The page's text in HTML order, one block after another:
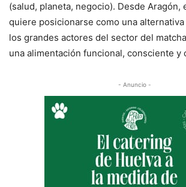
(salud, planeta, negocio). Desde Aragón,
quiere posicionarse como una
los grandes actores del sector del
una alimentación funcional, consciente y
- Anuncio -